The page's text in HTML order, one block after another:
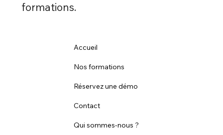
Accueil
Nos formations
Réservez une démo
Contact
Qui sommes-nous ?
formations.